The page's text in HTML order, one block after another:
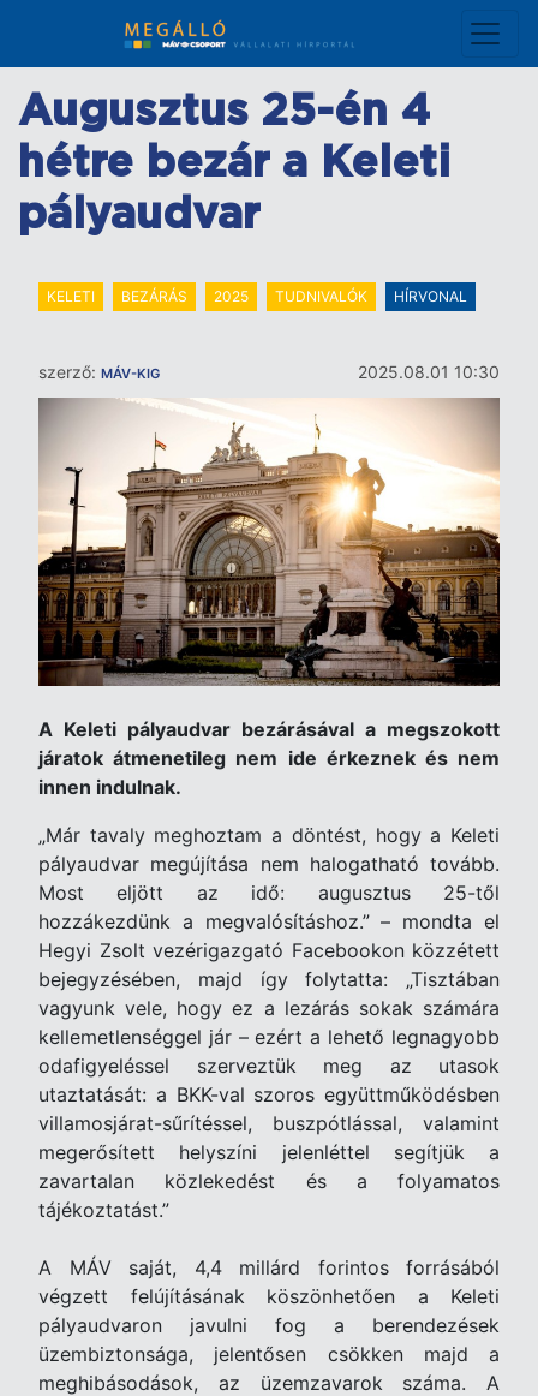
tartalomra
Augusztus 25-én 4
hétre bezár a Keleti
pályaudvar
KELETI BEZÁRÁS 2025 TUDNIVALÓK HÍRVONAL
2025.08.01 10:30
szerző: MÁV-KIG
A Keleti pályaudvar bezárásával a megszokott
járatok átmenetileg nem ide érkeznek és nem
innen indulnak.
„Már tavaly meghoztam a döntést, hogy a Keleti
pályaudvar megújítása nem halogatható tovább.
Most eljött az idő: augusztus 25-től
hozzákezdünk a megvalósításhoz.” – mondta el
Hegyi Zsolt vezérigazgató Facebookon közzétett
bejegyzésében, majd így folytatta: „Tisztában
vagyunk vele, hogy ez a lezárás sokak számára
kellemetlenséggel jár – ezért a lehető legnagyobb
odafigyeléssel szerveztük meg az utasok
utaztatását: a BKK-val szoros együttműködésben
villamosjárat-sűrítéssel, buszpótlással, valamint
megerősített helyszíni jelenléttel segítjük a
zavartalan közlekedést és a folyamatos
tájékoztatást.”
A MÁV saját, 4,4 millárd forintos forrásából
végzett felújításának köszönhetően a Keleti
pályaudvaron javulni fog a berendezések
üzembiztonsága, jelentősen csökken majd a
meghibásodások, az üzemzavarok száma. A